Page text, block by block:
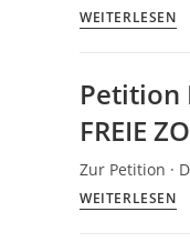
WEITERLESEN3.
Petition
FREIE
Zur Petition ·
WEITERLESEN